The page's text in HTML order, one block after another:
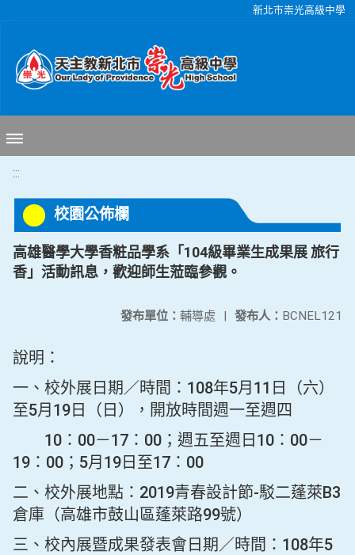
新北市崇光高級中學
:::
校園公佈欄
高雄醫學大學香粧品學系「104級畢業生成果展 旅行
香」活動訊息，歡迎師生蒞臨參觀。
發布人： BCNEL121
發布單位： 輔導處 |
說明：
一、校外展日期／時間：108年5月11日（六）
至5月19日（日），開放時間週一至週四
10：00－17：00；週五至週日10：00－
19：00；5月19日至17：00
二、校外展地點：2019青春設計節-駁二蓬萊B3
倉庫（高雄市鼓山區蓬萊路99號）
三、校內展暨成果發表會日期／時間：108年5